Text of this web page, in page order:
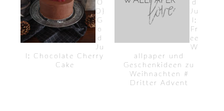
O
D}
G
o
d
Ju
l: Chocolate Cherry
Cake
d
Ju
l:
Fr
ee
W
allpaper und
Geschenkideen zu
Weihnachten #
Dritter Advent